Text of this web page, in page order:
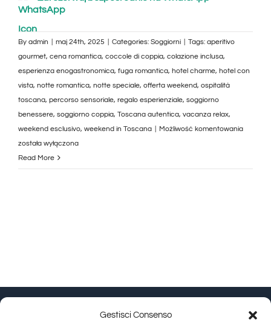
Gestisci Consenso
By admin maj 24th, 2025 Categories: Soggiorni Tags: aperitivo
gourmet, cena romantica, coccole di coppia, colazione inclusa,
esperienza enogastronomica, fuga romantica, hotel charme, hotel con
vista, notte romantica, notte speciale, offerta weekend, ospitalità
toscana, percorso sensoriale, regalo esperienziale, soggiorno
benessere, soggiorno coppia, Toscana autentica, vacanza relax,
weekend esclusivo, weekend in Toscana Możliwość komentowaniaUna
została wyłączona
Read More